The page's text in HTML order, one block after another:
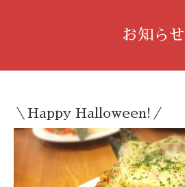
お知らせ
＼Happy Halloween!／